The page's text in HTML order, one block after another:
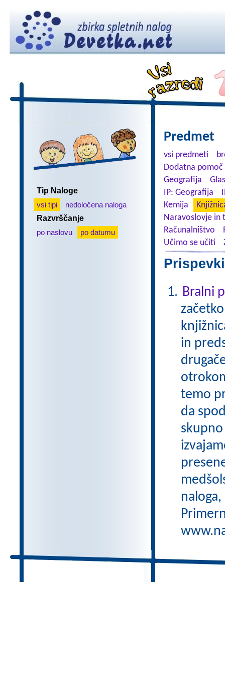
Tip Naloge
vsi tipi
nedoločena naloga
Razvrščanje
po naslovu
po datumu
Predmet
vsi predmeti
Dodatna
Geografija
IP: Geografija
Kemija
Naravoslovje in
Računalništvo
Učimo se učiti
Bralni
in
temo
da